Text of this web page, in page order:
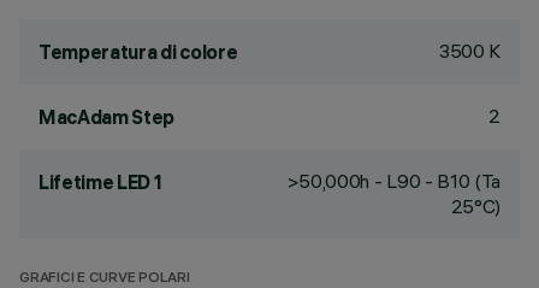
Temperatura di colore 3500 K
MacAdam Step 2
Lifetime LED 1
>50,000h - L90 - B10 (Ta
25°C)
GRAFICI E CURVE POLARI